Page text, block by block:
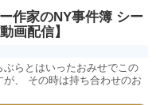
作家のNY事件簿 シー
画配信】
らとはいったおみせでこの
、 その時は持ち合わせのお